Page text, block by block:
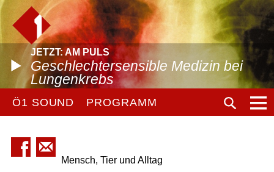
JETZT: AM PULS
Geschlechtersensible Medizin bei
Lungenkrebs
Ö1 SOUND PROGRAMM
Mensch, Tier und Alltag